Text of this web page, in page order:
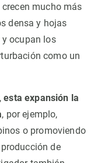
mucho más
densa y hojas
ocupan los
como un
esta expansión la
, por ejemplo,
o promoviendo
de